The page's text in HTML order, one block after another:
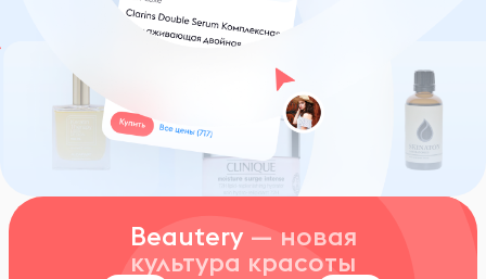
Beautery — новая
культура красоты